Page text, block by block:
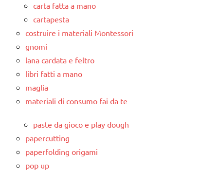
carta fatta a mano
cartapesta
costruire i materiali Montessori
gnomi
lana cardata e feltro
libri fatti a mano
maglia
materiali di consumo fai da te
paste da gioco e play dough
papercutting
paperfolding origami
pop up